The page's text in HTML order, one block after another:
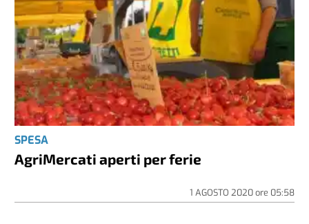
SPESA
AgriMercati aperti per ferie
1 AGOSTO 2020ore 05:58